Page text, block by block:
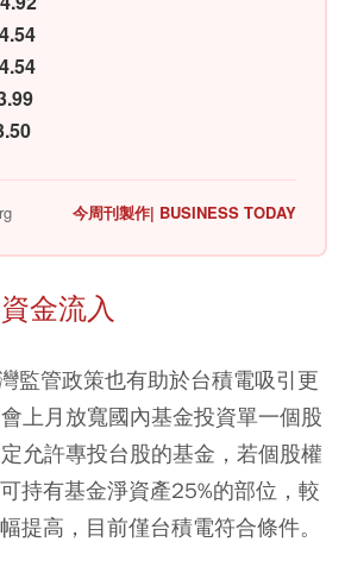
今周刊製作| BUSINESS TODAY
金流入
監管政策也有助於台積電吸引更
上月放寬國內基金投資單一個股
允許專投台股的基金，若個股權
持有基金淨資產25%的部位，較
提高，目前僅台積電符合條件。